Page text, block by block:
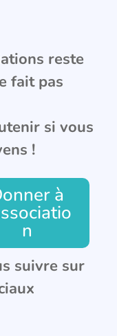
reste
fait pas
si vous
!
à
n
suivre sur